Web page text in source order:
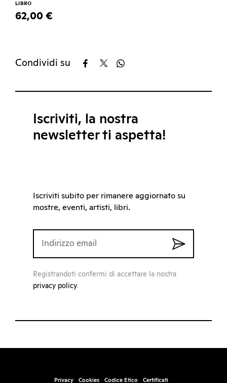
LIBRO
62,00 €
Condividi su
Iscriviti, la nostra
newsletter ti aspetta!
Iscriviti subito per rimanere aggiornato su
mostre, eventi, artisti, libri.
Registrandoti confermi di accettare la nostra
privacy policy.
Privacy Cookies Codice Etico Certificati